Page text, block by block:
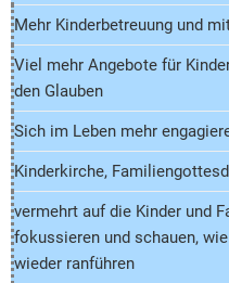
Mehr Kinderbetreuung und
Viel mehr Angebote für
den Glauben
Sich im Leben mehr
Kinderkirche,
vermehrt auf die Kinder und
fokussieren und schauen,
wieder ranführen